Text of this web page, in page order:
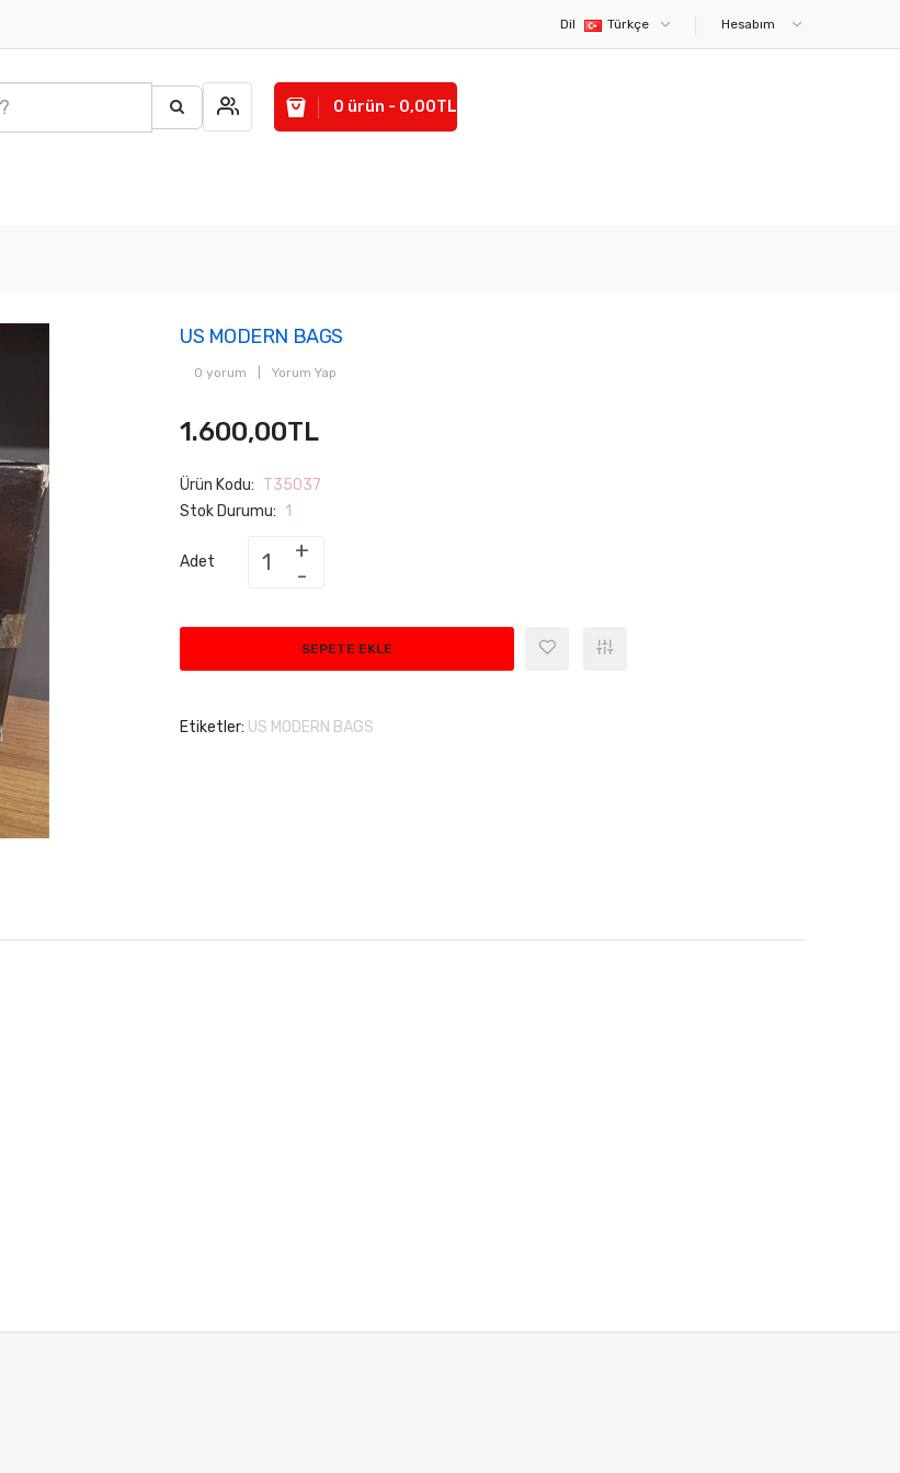
Dil Türkçe Hesabım
0 ürün - 0,00TL
US MODERN BAGS
0 yorum Yorum Yap
1.600,00TL
Ürün Kodu: T35037
Stok Durumu: 1
Adet
SEPETE EKLE
Etiketler: US MODERN BAGS